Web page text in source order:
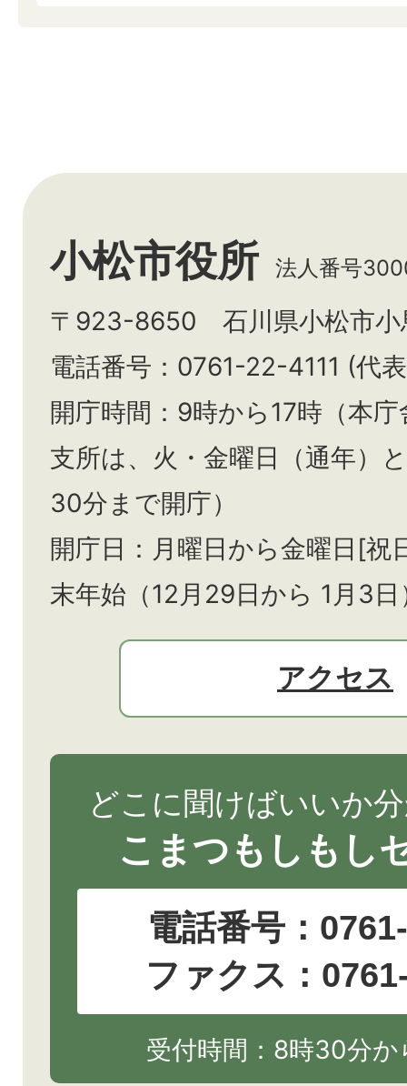
小松市役所 法人番号
〒923-8650 石川県小松市小
電話番号：0761-22-4111 (代
開庁時間：9時から17時（本
支所は、火・金曜日（通年）と
30分まで開庁）
開庁日：月曜日から金曜日[祝
末年始（12月29日から 1月3
アクセス
どこに聞けばいいか
こまつもしもし
電話番号：
ファクス：
受付時間：8時30分